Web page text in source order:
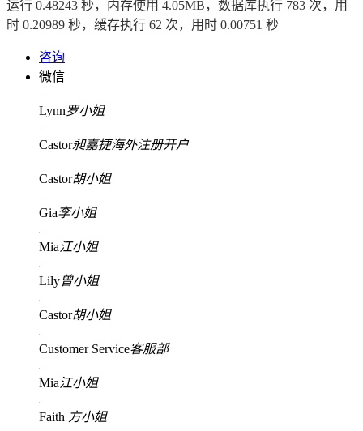
运行 0.48243 秒，内存使用 4.05MB，数据库执行 783 次，用
时 0.20989 秒，缓存执行 62 次，用时 0.00751 秒
咨询
微信
Lynn罗小姐
Castor昶嘉捷海外注册开户
Castor胡小姐
Gia李小姐
Mia江小姐
Lily曾小姐
Castor胡小姐
Customer Service客服部
Mia江小姐
Faith 方小姐